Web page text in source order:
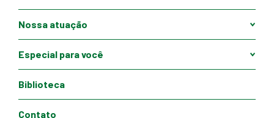
Nossa atuação
Especial para você
Biblioteca
Contato